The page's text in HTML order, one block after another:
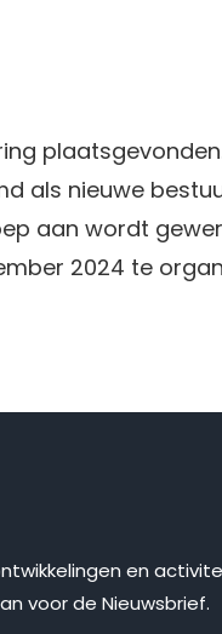
als nieuwe
aan wordt
2024 te
en
voor de Nieuwsbrief.